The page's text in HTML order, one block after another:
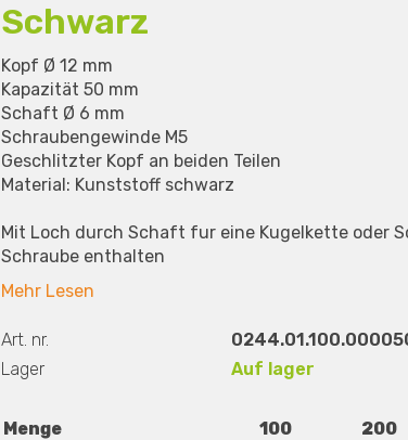
Schwarz
Kopf Ø 12 mm
Kapazität 50 mm
Schaft Ø 6 mm
Schraubengewinde M5
Geschlitzter Kopf an beiden Teilen
Material: Kunststoff schwarz
Mit Loch durch Schaft fur eine Kugelkette oder
Schraube enthalten
Mehr Lesen
Art. nr.
Lager
Auf lager
Menge 100 200